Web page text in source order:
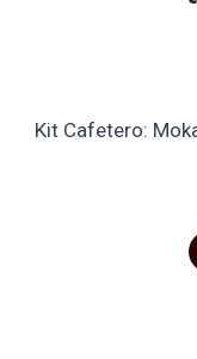
Kit Cafetero: